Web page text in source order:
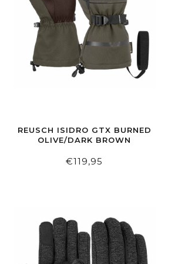
REUSCH ISIDRO GTX BURNED
OLIVE/DARK BROWN
€119,95